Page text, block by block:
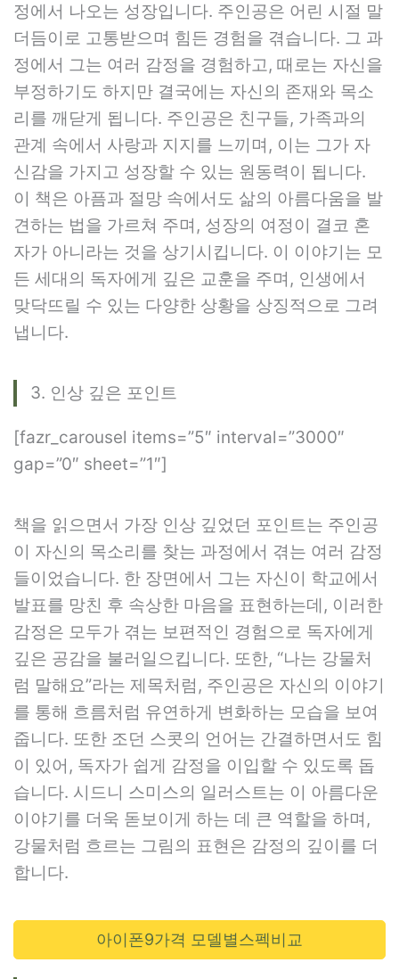
정에서 나오는 성장입니다. 주인공은 어린 시절 말
더듬이로 고통받으며 힘든 경험을 겪습니다. 그 과
정에서 그는 여러 감정을 경험하고, 때로는 자신을
부정하기도 하지만 결국에는 자신의 존재와 목소
리를 깨닫게 됩니다. 주인공은 친구들, 가족과의
관계 속에서 사랑과 지지를 느끼며, 이는 그가 자
신감을 가지고 성장할 수 있는 원동력이 됩니다.
이 책은 아픔과 절망 속에서도 삶의 아름다움을 발
견하는 법을 가르쳐 주며, 성장의 여정이 결코 혼
자가 아니라는 것을 상기시킵니다. 이 이야기는 모
든 세대의 독자에게 깊은 교훈을 주며, 인생에서
맞닥뜨릴 수 있는 다양한 상황을 상징적으로 그려
냅니다.
3. 인상 깊은 포인트
[fazr_carousel items=”5″ interval=”3000″
gap=”0″ sheet=”1″]
책을 읽으면서 가장 인상 깊었던 포인트는 주인공
이 자신의 목소리를 찾는 과정에서 겪는 여러 감정
들이었습니다. 한 장면에서 그는 자신이 학교에서
발표를 망친 후 속상한 마음을 표현하는데, 이러한
감정은 모두가 겪는 보편적인 경험으로 독자에게
깊은 공감을 불러일으킵니다. 또한, “나는 강물처
럼 말해요”라는 제목처럼, 주인공은 자신의 이야기
를 통해 흐름처럼 유연하게 변화하는 모습을 보여
줍니다. 또한 조던 스콧의 언어는 간결하면서도 힘
이 있어, 독자가 쉽게 감정을 이입할 수 있도록 돕
습니다. 시드니 스미스의 일러스트는 이 아름다운
이야기를 더욱 돋보이게 하는 데 큰 역할을 하며,
강물처럼 흐르는 그림의 표현은 감정의 깊이를 더
합니다.
아이폰9가격 모델별스펙비교